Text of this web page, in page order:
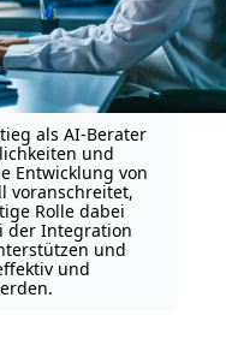
als AI-Berater
und
Entwicklung von
voranschreitet,
Rolle dabei
der Integration
und
und